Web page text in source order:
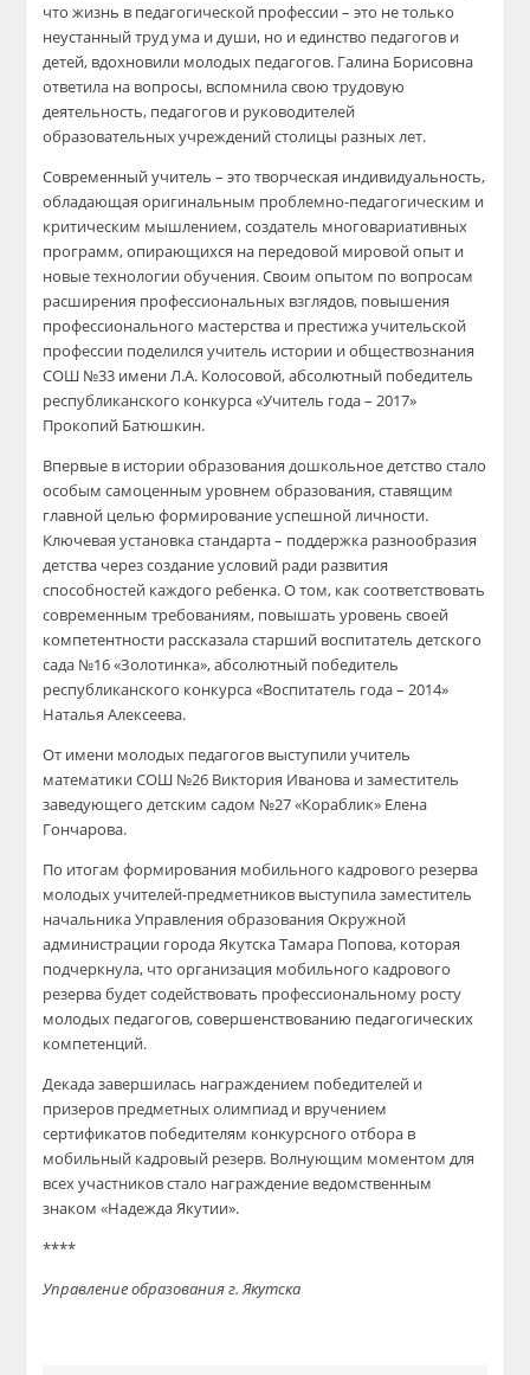
что жизнь в педагогической профессии – это не только
неустанный труд ума и души, но и единство педагогов и
детей, вдохновили молодых педагогов. Галина Борисовна
ответила на вопросы, вспомнила свою трудовую
деятельность, педагогов и руководителей
образовательных учреждений столицы разных лет.
Современный учитель – это творческая индивидуальность,
обладающая оригинальным проблемно-педагогическим и
критическим мышлением, создатель многовариативных
программ, опирающихся на передовой мировой опыт и
новые технологии обучения. Своим опытом по вопросам
расширения профессиональных взглядов, повышения
профессионального мастерства и престижа учительской
профессии поделился учитель истории и обществознания
СОШ №33 имени Л.А. Колосовой, абсолютный победитель
республиканского конкурса «Учитель года – 2017»
Прокопий Батюшкин.
Впервые в истории образования дошкольное детство стало
особым самоценным уровнем образования, ставящим
главной целью формирование успешной личности.
Ключевая установка стандарта – поддержка разнообразия
детства через создание условий ради развития
способностей каждого ребенка. О том, как соответствовать
современным требованиям, повышать уровень своей
компетентности рассказала старший воспитатель детского
сада №16 «Золотинка», абсолютный победитель
республиканского конкурса «Воспитатель года – 2014»
Наталья Алексеева.
От имени молодых педагогов выступили учитель
математики СОШ №26 Виктория Иванова и заместитель
заведующего детским садом №27 «Кораблик» Елена
Гончарова.
По итогам формирования мобильного кадрового резерва
молодых учителей-предметников выступила заместитель
начальника Управления образования Окружной
администрации города Якутска Тамара Попова, которая
подчеркнула, что организация мобильного кадрового
резерва будет содействовать профессиональному росту
молодых педагогов, совершенствованию педагогических
компетенций.
Декада завершилась награждением победителей и
призеров предметных олимпиад и вручением
сертификатов победителям конкурсного отбора в
мобильный кадровый резерв. Волнующим моментом для
всех участников стало награждение ведомственным
знаком «Надежда Якутии».
****
Управление образования г. Якутска